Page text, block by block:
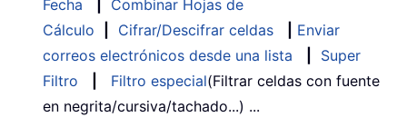
Fecha
Combinar Hojas de
Cálculo
Cifrar/Descifrar celdas
Enviar
correos electrónicos desde una lista
Super
Filtro
Filtro especial(Filtrar celdas con fuente
en negrita/cursiva/tachado...) ...